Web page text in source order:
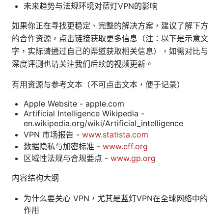
未来趋势与法规环境对蓝灯VPN的影响
如果你正在寻找更稳定、完整的解决方案，建议了解下方
的合作资源，点击链接获取更多信息（注：以下是示意文
字，实际请通过自己的渠道获取相关信息），如需对比与
深度评测也请关注我们后续的视频更新。
有用资源与参考文本（不可点击文本，便于记录）
Apple Website - apple.com
Artificial Intelligence Wikipedia -
en.wikipedia.org/wiki/Artificial_intelligence
VPN 市场报告 - www.statista.com
数据隐私与加密标准 - www.eff.org
区域性法规与合规要点 - www.gp.org
内容结构大纲
为什么要关心 VPN，尤其是蓝灯VPN在全球网络中的
作用